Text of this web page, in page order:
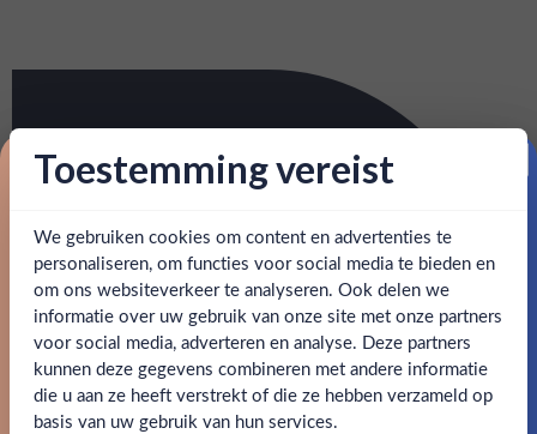
Ben jij 18 jaar of ouder?
Ja Nee
Toestemming vereist
We gebruiken cookies om content en advertenties te
personaliseren, om functies voor social media te bieden en
om ons websiteverkeer te analyseren. Ook delen we
informatie over uw gebruik van onze site met onze partners
voor social media, adverteren en analyse. Deze partners
kunnen deze gegevens combineren met andere informatie
die u aan ze heeft verstrekt of die ze hebben verzameld op
basis van uw gebruik van hun services.
Proost op je eerste korting!
Schrijf je in en ontvang direct 5% korting op je eerste
bestelling.
Email
Claim mijn korting